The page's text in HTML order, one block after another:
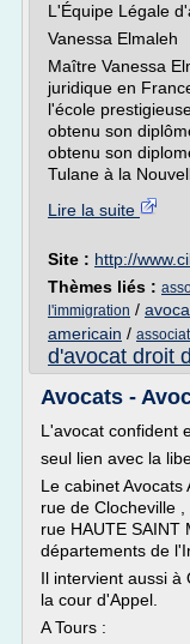
L'Équipe Légale
Vanessa Elmaleh
Maître Vanessa
juridique en
l'école
obtenu son
obtenu son
Tulane à la
Lire la suite
Site : http://
Thèmes liés :
l'immigration /
americain /
d'avocat droit
Avocats -
L'avocat confident
seul lien avec la
Le cabinet
rue de Clocheville
rue HAUTE SAINT
départements de
Il intervient aussi à
la cour d'Appel.
A Tours :